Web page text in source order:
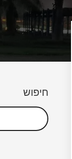
חיפוש